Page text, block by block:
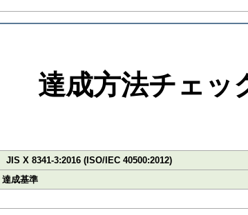
達成方法チェッ
JIS X 8341-3:2016 (ISO/IEC 40500:2012)
達成基準